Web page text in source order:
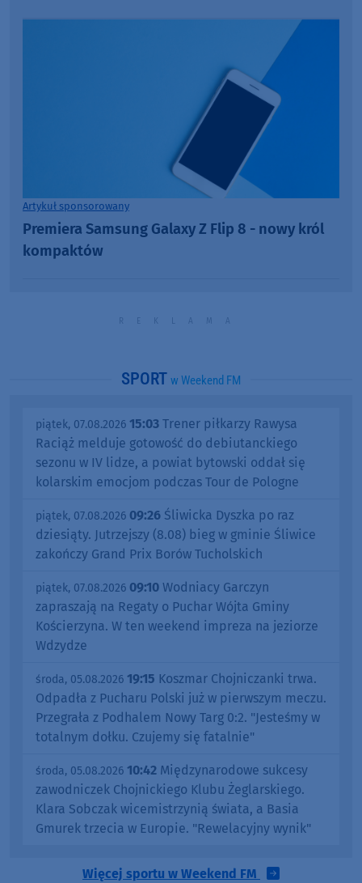
Artykuł sponsorowany
Premiera Samsung Galaxy Z Flip 8 - nowy król
kompaktów
SPORT w Weekend FM
piątek, 07.08.2026 15:03 Trener piłkarzy Rawysa
Raciąż melduje gotowość do debiutanckiego
sezonu w IV lidze, a powiat bytowski oddał się
kolarskim emocjom podczas Tour de Pologne
piątek, 07.08.2026 09:26 Śliwicka Dyszka po raz
dziesiąty. Jutrzejszy (8.08) bieg w gminie Śliwice
zakończy Grand Prix Borów Tucholskich
piątek, 07.08.2026 09:10 Wodniacy Garczyn
zapraszają na Regaty o Puchar Wójta Gminy
Kościerzyna. W ten weekend impreza na jeziorze
Wdzydze
środa, 05.08.2026 19:15 Koszmar Chojniczanki trwa.
Odpadła z Pucharu Polski już w pierwszym meczu.
Przegrała z Podhalem Nowy Targ 0:2. "Jesteśmy w
totalnym dołku. Czujemy się fatalnie"
środa, 05.08.2026 10:42 Międzynarodowe sukcesy
zawodniczek Chojnickiego Klubu Żeglarskiego.
Klara Sobczak wicemistrzynią świata, a Basia
Gmurek trzecia w Europie. "Rewelacyjny wynik"
Więcej sportu w Weekend FM